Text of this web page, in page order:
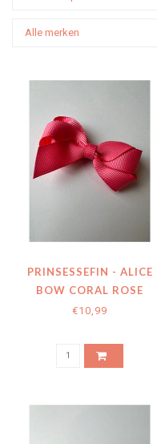
PRINSESSEFIN - ALICE
BOW CORAL ROSE
€10,99